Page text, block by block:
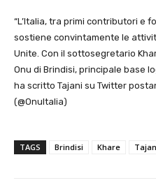
“L’Italia, tra primi contributori e
sostiene convintamente le
Unite. Con il sottosegretario
Onu di Brindisi, principale base
ha scritto Tajani su Twitter
(@OnuItalia)
TAGS Brindisi Khare